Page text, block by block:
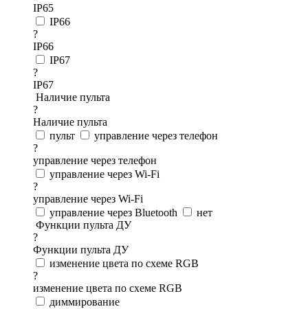
IP65
IP66
?
IP66
IP67
?
IP67
Наличие пульта
?
Наличие пульта
пульт
управление через телефон
?
управление через телефон
управление через Wi-Fi
?
управление через Wi-Fi
управление через Bluetooth
нет
Функции пульта ДУ
?
Функции пульта ДУ
изменение цвета по схеме RGB
?
изменение цвета по схеме RGB
диммирование